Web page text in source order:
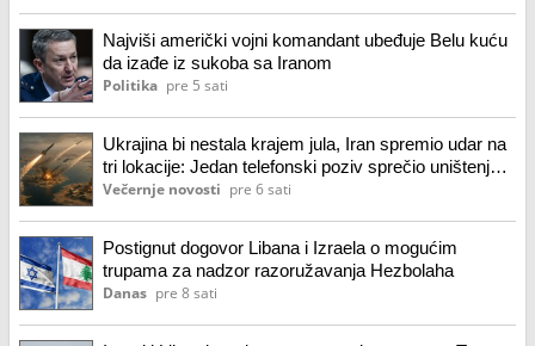
Najviši američki vojni komandant ubeđuje Belu kuću
da izađe iz sukoba sa Iranom
Politika pre 5 sati
Ukrajina bi nestala krajem jula, Iran spremio udar na
tri lokacije: Jedan telefonski poziv sprečio uništenje,
sve otkrio ajatolahov savetnik
Večernje novosti pre 6 sati
Postignut dogovor Libana i Izraela o mogućim
trupama za nadzor razoružavanja Hezbolaha
Danas pre 8 sati